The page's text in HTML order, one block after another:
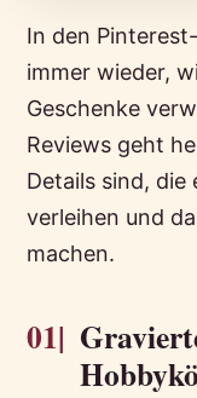
In den
immer wieder,
Geschenke
Reviews geht
Details sind, die
verleihen und
machen.
01|